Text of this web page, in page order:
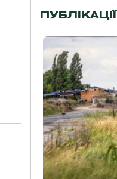
ПУБЛІКАЦІЇ